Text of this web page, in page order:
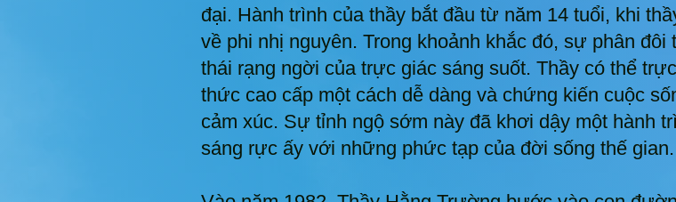
đại. Hành trình của thầy bắt đầu từ năm 14 tuổi, khi
về phi nhị nguyên. Trong khoảnh khắc đó, sự phân
thái rạng ngời của trực giác sáng suốt. Thầy có thể
thức cao cấp một cách dễ dàng và chứng kiến cuộc
cảm xúc. Sự tỉnh ngộ sớm này đã khơi dậy một hành
sáng rực ấy với những phức tạp của đời sống thế gian.